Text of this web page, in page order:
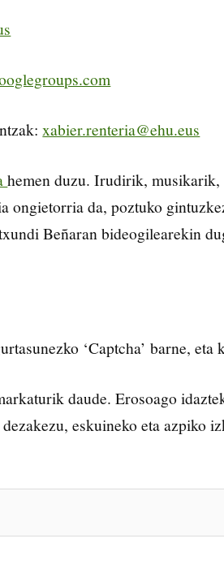
xabier.renteria@ehu.eus
hemen duzu. Irudirik,
ongietorria da, poztuko
Beñaran bideogilearekin
‘Captcha’ barne, eta
daude. Erosoago
dezakezu, eskuineko eta azpiko